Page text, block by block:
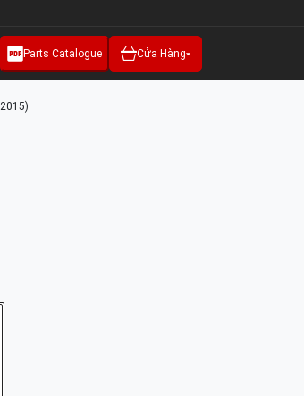
Parts Catalogue Cửa Hàng